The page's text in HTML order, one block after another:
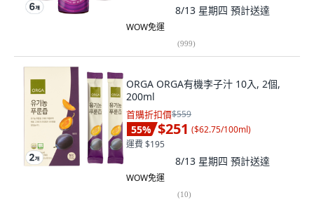
8/13 星期四 預計送達
WOW免運
(999)
ORGA ORGA有機李子汁 10入, 2個,
200ml
首購折扣價$559
55% $251 ($62.75/100ml)
運費 $195
8/13 星期四 預計送達
WOW免運
(10)